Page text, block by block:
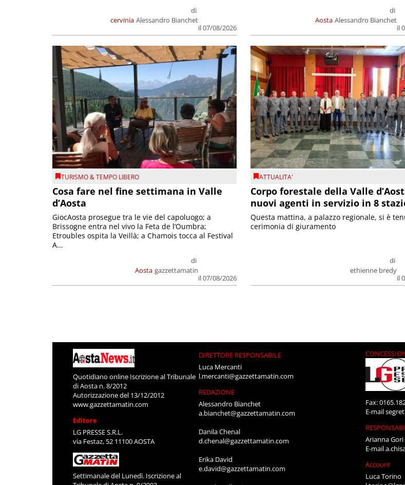
cervinia
di
Alessandro Bianchet
il 07/08/2026
Aosta
di
Alessandro Bianchet
il
TURISMO & TEMPO LIBERO
Cosa fare nel fine settimana in Valle
d’Aosta
Aosta
di
gazzettamatin
il 07/08/2026
GiocAosta prosegue tra le vie del capoluogo; a
Brissogne entra nel vivo la Feta de l’Oumbra;
Etroubles ospita la Veillà; a Chamois tocca al Festival
A...
ATTUALITA'
Corpo forestale della Valle
nuovi agenti in servizio in 8
di
ethienne bredy
il
Questa mattina, a palazzo regionale, si è
cerimonia di giuramento
Quotidiano online Iscrizione al Tribunale
di Aosta n. 8/2012
Autorizzazione del 13/12/2012
www.gazzettamatin.com
Editore
LG PRESSE S.R.L.
via Festaz, 52 11100 AOSTA
Settimanale del Lunedì. Iscrizione al
DIRETTORE RESPONSABILE
Luca Mercanti
l.mercanti@gazzettamatin.com
REDAZIONE
Alessandro Bianchet
a.bianchet@gazzettamatin.com
Danila Chenal
d.chenal@gazzettamatin.com
Erika David
e.david@gazzettamatin.com
Fax:
E-mail
Arianna Gori
E-mail
Account
Luca Torino